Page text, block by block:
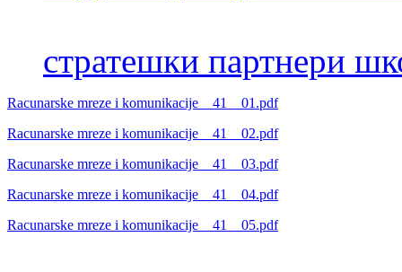
стратешки партнери
Racunarske mreze i komunikacije _ 41 _ 01.pdf
Racunarske mreze i komunikacije _ 41 _ 02.pdf
Racunarske mreze i komunikacije _ 41 _ 03.pdf
Racunarske mreze i komunikacije _ 41 _ 04.pdf
Racunarske mreze i komunikacije _ 41 _ 05.pdf